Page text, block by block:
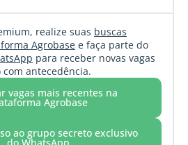
realize suas buscas
Agrobase e faça parte do
para receber novas vagas
antecedência.
vagas mais recentes na
Agrobase
ao grupo secreto exclusivo